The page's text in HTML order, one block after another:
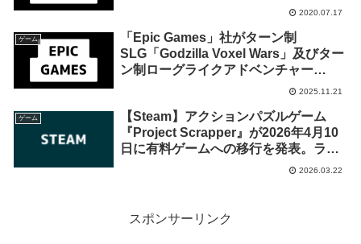
2020.07.17
ゲーム
「Epic Games」社がターン制
SLG「Godzilla Voxel Wars」及びター
ン制ローグライクアドベンチャー
「Zoeti」を来週2025年11月28日1時ま
2025.11.21
ゲーム
【Steam】アクションパズルゲーム
『Project Scrapper』が2026年4月10
日に有料ゲームへの移行を発表。ライ
2026.03.22
スポンサーリンク